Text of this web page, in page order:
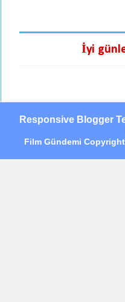
İyi
Responsive Blogger
Film Gündemi Copyright